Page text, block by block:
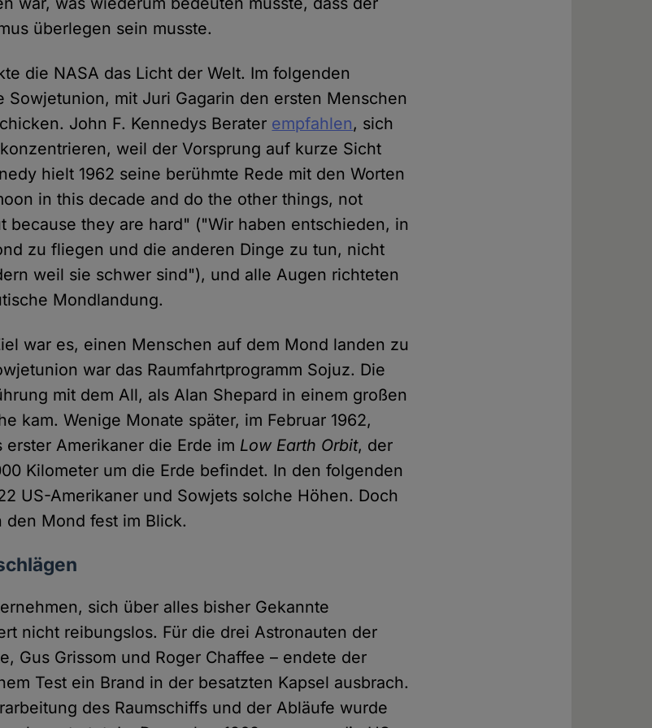
überlegen sein musste.
die NASA das Licht der Welt. Im folgenden
Sowjetunion, mit Juri Gagarin den ersten Menschen
John F. Kennedys Berater empfahlen, sich
weil der Vorsprung auf kurze Sicht
hielt 1962 seine berühmte Rede mit den Worten
in this decade and do the other things, not
because they are hard" ("Wir haben entschieden, in
zu fliegen und die anderen Dinge zu tun, nicht
weil sie schwer sind"), und alle Augen richteten
Mondlandung.
war es, einen Menschen auf dem Mond landen zu
war das Raumfahrtprogramm Sojuz. Die
mit dem All, als Alan Shepard in einem großen
kam. Wenige Monate später, im Februar 1962,
Amerikaner die Erde im Low Earth Orbit, der
Kilometer um die Erde befindet. In den folgenden
US-Amerikaner und Sowjets solche Höhen. Doch
Mond fest im Blick.
sich über alles bisher Gekannte
nicht reibungslos. Für die drei Astronauten der
Gus Grissom und Roger Chaffee – endete der
Test ein Brand in der besatzten Kapsel ausbrach.
des Raumschiffs und der Abläufe wurde